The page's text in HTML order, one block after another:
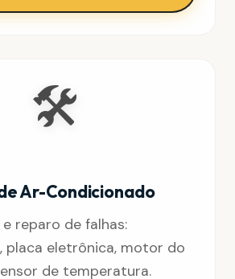
🛠️
Ar-Condicionado
reparo de falhas:
placa eletrônica, motor do
de temperatura.